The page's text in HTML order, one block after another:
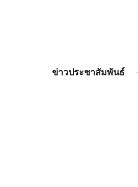
ข่าวประชาสัมพันธ์